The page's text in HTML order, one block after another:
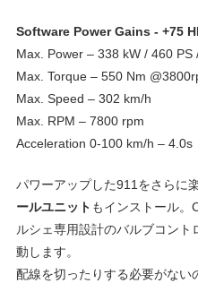
た
し
ま
す
。
Software Power Gains ‐ +75
Max. Power – 338 kW / 460 PS
Max. Torque – 550 Nm
Max. Speed – 302 km/h
Max. RPM – 7800 rpm
Acceleration 0-100 km/h – 4.0s
パワーアップした911をさらに
ールユニット もインストール。
ルシェ専用設計のバルブコン
動します。
配線を切ったりする必要がない